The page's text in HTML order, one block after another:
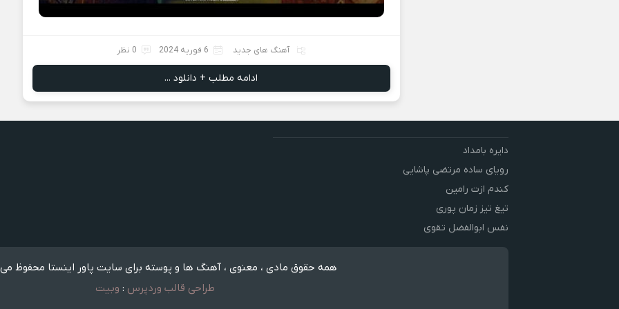
آهنگ های جدید 6 فوریه 2024 0 نظر
ادامه مطلب + دانلود ...
دایره بامداد
رویای ساده مرتضی پاشایی
کندم ازت رامین
تیغ تیز زمان پوری
نفس ابوالفضل تقوی
همه حقوق مادی ، معنوی ، آهنگ ها و پوسته برای سایت پاور اینستا محفوظ
طراحی قالب وردپرس : وبیت